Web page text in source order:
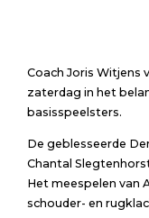
Coach Joris Witjens
zaterdag in het
basisspeelsters.
De geblesseerde
Chantal
Het meespelen van
schouder- en